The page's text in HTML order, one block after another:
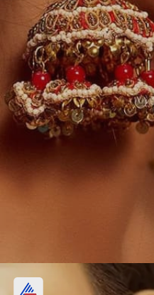
ఎర్రని ముత్యాల